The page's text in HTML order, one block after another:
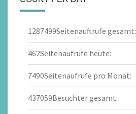
1287499Seitenauftrufe gesamt:
462Seitenaufrufe heute:
7490Seitenaufrufe pro Monat:
437059Besuchter gesamt: